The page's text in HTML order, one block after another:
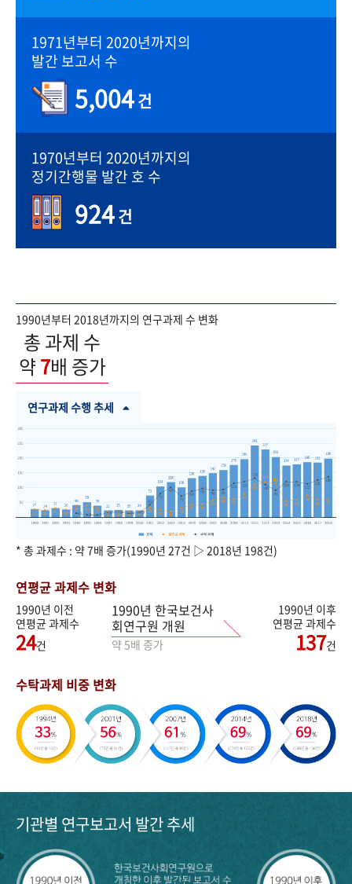
1971년부터 2020년까지의
발간 보고서 수
5,004건
1970년부터 2020년까지의
정기간행물 발간 호 수
924건
1990년부터 2018년까지의 연구과제 수 변화
총 과제 수
약7배 증가
연구과제 수행 추세
* 총 과제수 : 약 7배 증가(1990년 27건 ▷ 2018년 198건)
연평균 과제수 변화
1990년 이전
연평균 과제수
24건
1990년 한국보건사
회연구원 개원
약 5배 증가
1990년 이후
연평균 과제수
137건
수탁과제 비중 변화
기관별 연구보고서 발간 추세